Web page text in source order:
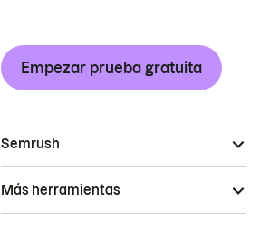
Empezar prueba gratuita
Semrush
Más herramientas